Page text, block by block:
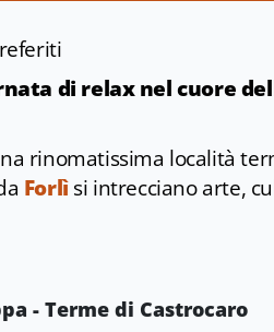
di relax nel cuore
rinomatissima località
Forlìsi intrecciano arte,
- Terme di Castrocaro